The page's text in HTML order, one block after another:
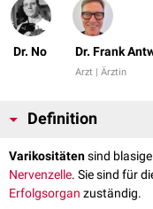
Dr. No Dr. Frank
Arzt | Ärztin
Definition
Varikositätensind
Nervenzelle. Sie sind für
Erfolgsorgan zuständig.